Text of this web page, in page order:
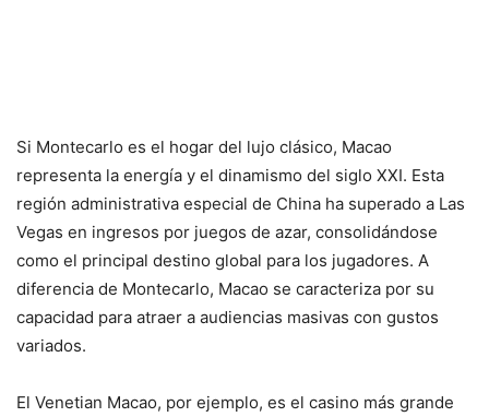
Si Montecarlo es el hogar del lujo clásico, Macao
representa la energía y el dinamismo del siglo XXI. Esta
región administrativa especial de China ha superado a Las
Vegas en ingresos por juegos de azar, consolidándose
como el principal destino global para los jugadores. A
diferencia de Montecarlo, Macao se caracteriza por su
capacidad para atraer a audiencias masivas con gustos
variados.
El Venetian Macao, por ejemplo, es el casino más grande